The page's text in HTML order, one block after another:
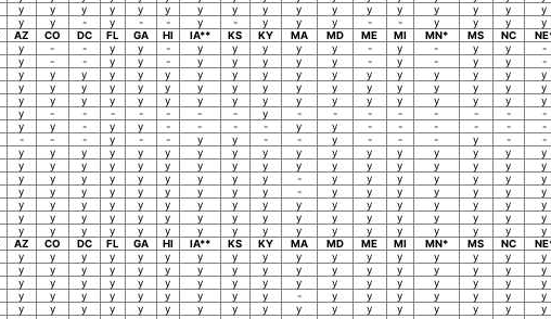
y y y y y y y y y y y y y y y y y
y y - y - - y - y y y - - y y y y
AZ CO DC FL GA HI IA** KS KY MA MD ME MI MN* MS NC
y - - y y - y y y y y - y - y y -
y - - y y - y y y y y - y - y y -
y y y y y y y y y y y y y y y y y
y y y y y y y y y y y y y y y y y
y y y y y y y y y y y y y y y y y
y - - - - - - - y - - - - - - - -
y y - y y - - - - y y - - - - - -
- - - y - - y y - - y - - - y - -
y y y y y y y y y y y y y y y y y
y y y y y y y y y y y y y y y y y
y y y y y y y y y - y y y y y y y
y y y y y y y y y - y y y y y y y
y y y y y y y y y y y y y y y y y
y y y y y y y y y y y y y y y y y
y y y y y y y y y y y y y y y y y
AZ CO DC FL GA HI IA** KS KY MA MD ME MI MN* MS NC
y y y y y y y y y y y y y y y y y
y y y y y y y y y y y y y y y y y
y y y y y y y y y y y y y y y y y
y y y y y y y y y - y y y y y y y
y y y y y y y y y y y y y y y y y